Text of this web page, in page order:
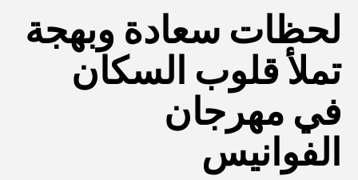
لحظات سعادة وبهجة
تملأ قلوب السكان
في مهرجان
الفوانيس